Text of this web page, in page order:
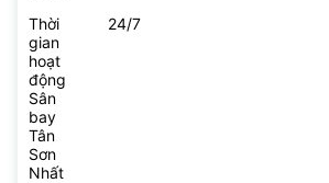
Thời
gian
hoạt
động
Sân
bay
Tân
Sơn
Nhất
24/7